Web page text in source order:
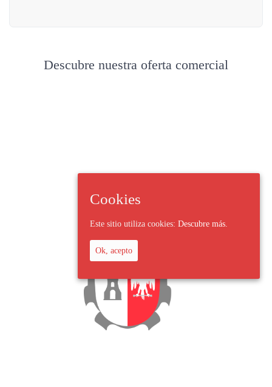
Descubre nuestra oferta comercial
Cookies
Este sitio utiliza cookies: Descubre más.
Ok, acepto